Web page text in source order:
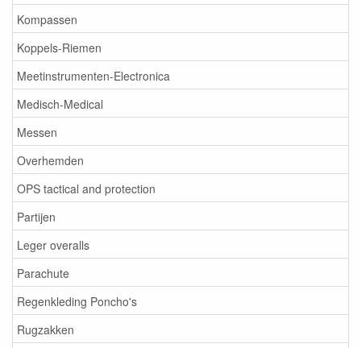
Kompassen
Koppels-Riemen
Meetinstrumenten-Electronica
Medisch-Medical
Messen
Overhemden
OPS tactical and protection
Partijen
Leger overalls
Parachute
Regenkleding Poncho's
Rugzakken